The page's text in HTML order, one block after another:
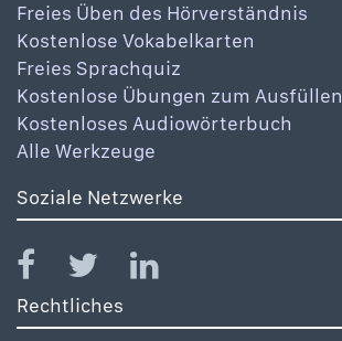
Freies Üben des Hörverständnis
Kostenlose Vokabelkarten
Freies Sprachquiz
Kostenlose Übungen zum Ausfüllen
Kostenloses Audiowörterbuch
Alle Werkzeuge
Soziale Netzwerke
Rechtliches